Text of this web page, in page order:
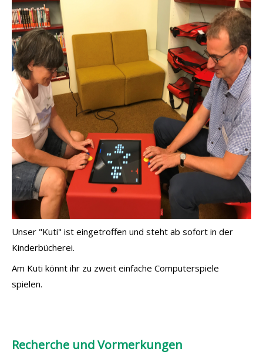
Unser "Kuti" ist eingetroffen und steht ab sofort in der
Kinderbücherei.
Am Kuti könnt ihr zu zweit einfache Computerspiele
spielen.
Recherche und Vormerkungen